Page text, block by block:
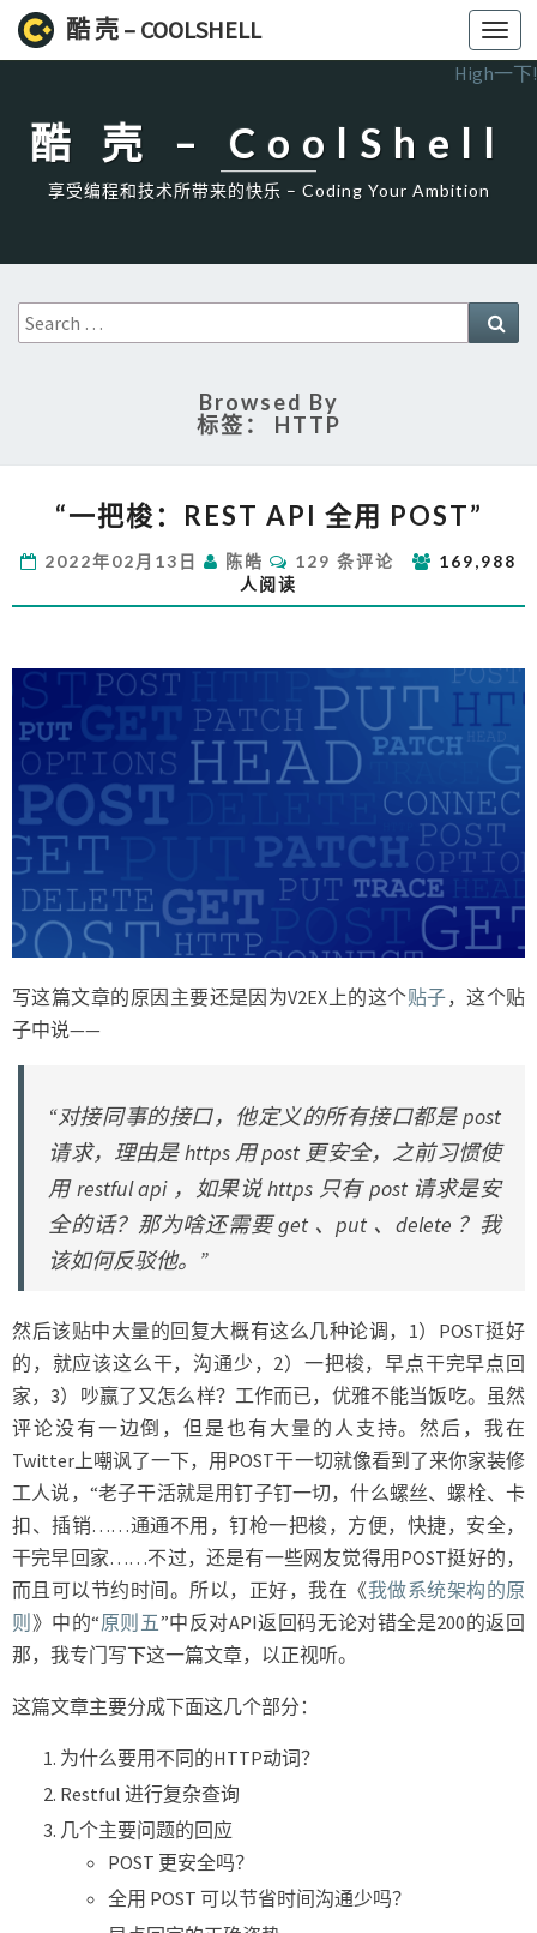
酷 壳 – COOLSHELL
High一下!
酷 壳 – CoolShell
享受编程和技术所带来的快乐 – Coding Your Ambition
Search
for:
Browsed By
标签： HTTP
把
REST
API
POST”
“一把梭：REST API 全用 POST”
2022年02月13日 陈皓
评
论
129 条评论
169,988
人阅读
写这篇文章的原因主要还是因为V2EX上的这个贴子，这个贴
子中说——
“对接同事的接口，他定义的所有接口都是 post
请求，理由是 https 用 post 更安全，之前习惯使
用 restful api ，如果说 https 只有 post 请求是安
全的话？那为啥还需要 get 、put 、delete ？我
该如何反驳他。”
然后该贴中大量的回复大概有这么几种论调，1）POST挺好
的，就应该这么干，沟通少，2）一把梭，早点干完早点回
家，3）吵赢了又怎么样？工作而已，优雅不能当饭吃。虽然
评论没有一边倒，但是也有大量的人支持。然后，我在
Twitter上嘲讽了一下，用POST干一切就像看到了来你家装修
工人说，“老子干活就是用钉子钉一切，什么螺丝、螺栓、卡
扣、插销……通通不用，钉枪一把梭，方便，快捷，安全，
干完早回家……不过，还是有一些网友觉得用POST挺好的，
而且可以节约时间。所以，正好，我在《我做系统架构的原
则》中的“原则五”中反对API返回码无论对错全是200的返回
那，我专门写下这一篇文章，以正视听。
这篇文章主要分成下面这几个部分：
为什么要用不同的HTTP动词？
Restful 进行复杂查询
几个主要问题的回应
POST 更安全吗？
全用 POST 可以节省时间沟通少吗？